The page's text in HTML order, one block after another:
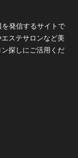
発信するサイトで
ステサロンなど美
探しにご活用くだ